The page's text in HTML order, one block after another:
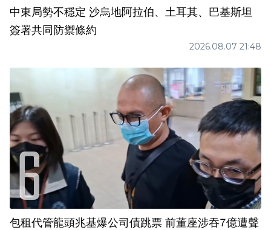
中東局勢不穩定 沙烏地阿拉伯、土耳其、巴基斯坦
簽署共同防禦條約
2026.08.07 21:48
包租代管龍頭兆基爆公司債跳票 前董座涉吞7億遭聲